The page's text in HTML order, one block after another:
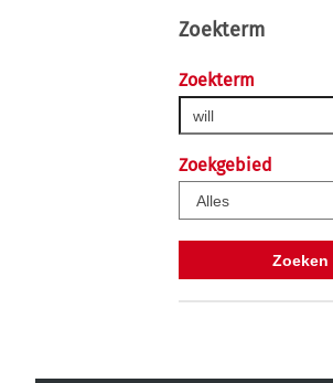
Zoekterm
Zoekterm
Zoekgebied